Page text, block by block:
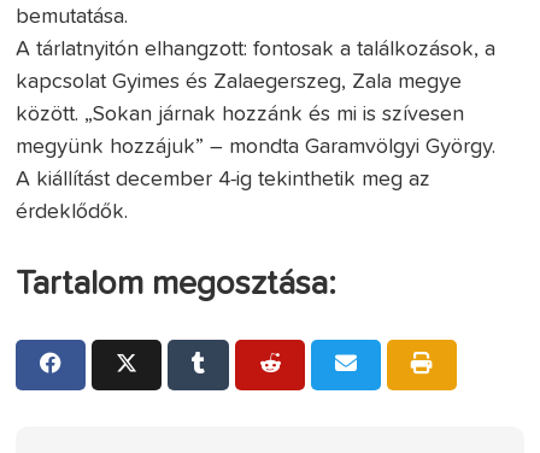
bemutatása.
A tárlatnyitón elhangzott: fontosak a találkozások, a
kapcsolat Gyimes és Zalaegerszeg, Zala megye
között. „Sokan járnak hozzánk és mi is szívesen
megyünk hozzájuk” – mondta Garamvölgyi György.
A kiállítást december 4-ig tekinthetik meg az
érdeklődők.
Tartalom megosztása: